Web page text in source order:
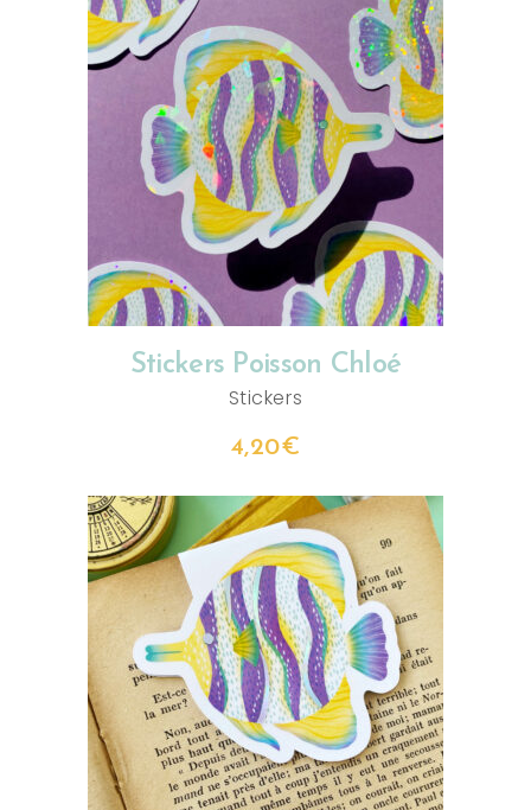
AJOUTER AU PANIER
Stickers Poisson Chloé
Stickers
4,20€
AJOUTER AU PANIER